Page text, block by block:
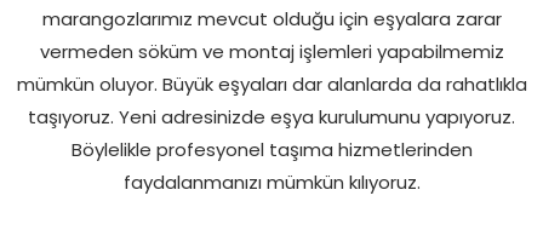
marangozlarımız mevcut olduğu için eşyalara zarar
vermeden söküm ve montaj işlemleri yapabilmemiz
mümkün oluyor. Büyük eşyaları dar alanlarda da rahatlıkla
taşıyoruz. Yeni adresinizde eşya kurulumunu yapıyoruz.
Böylelikle profesyonel taşıma hizmetlerinden
faydalanmanızı mümkün kılıyoruz.